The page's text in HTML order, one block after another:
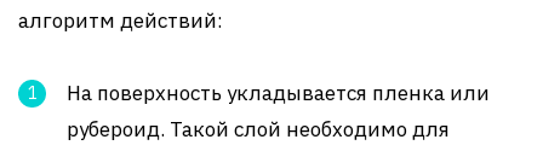
алгоритм действий:
На поверхность укладывается пленка или
рубероид. Такой слой необходимо для